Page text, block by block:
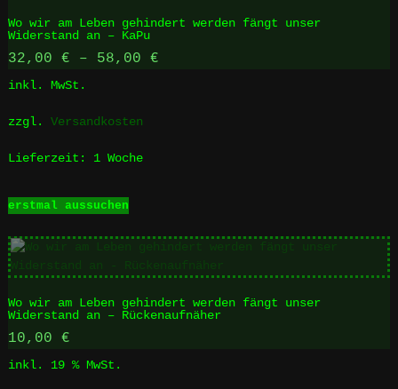
Die
Optionen
können
Produktseite
werden
Wo wir am Leben gehindert werden fängt unser
Widerstand an – KaPu
32,00 € – 58,00 €
inkl. MwSt.
zzgl. Versandkosten
Lieferzeit: 1 Woche
erstmal aussuchenProdukt
mehrere
Varianten
Die
Wo wir am Leben gehindert werden fängt unser
Widerstand an – Rückenaufnäher
10,00 €
inkl. 19 % MwSt.